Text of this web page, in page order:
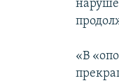
«В